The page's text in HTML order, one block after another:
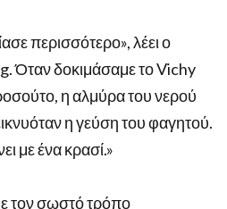
περισσότερο», λέει ο
Όταν δοκιμάσαμε το Vichy
η αλμύρα του νερού
η γεύση του φαγητού.
με ένα κρασί.»
τον σωστό τρόπο